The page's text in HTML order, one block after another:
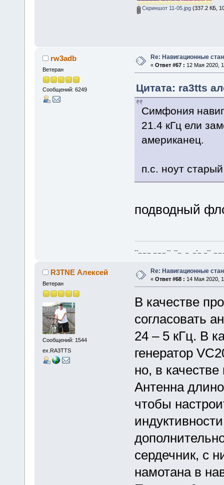
Скриншот 11-05.jpg(337.2 КБ,
rw3adb
Ветеран
Сообщений: 6249
Re: Навигационные
« Ответ #67 : 12 Мая 2020,
Цитата: ra3tts
Симфония
21.4 кГц ели
американец.
п.с. ноут
подводный
--_ _ _ _ _ _ -- --_ _ _-_ _-- _ _
R3TNE Алексей
Ветеран
Сообщений: 1544
ex.RA3TTS
Re: Навигационные
« Ответ #68 : 14 Мая 2020,
В качестве
согласовать
24 – 5 кГц. В
генератор
но, в
Антенна
чтобы
сердечник, с
намотана в